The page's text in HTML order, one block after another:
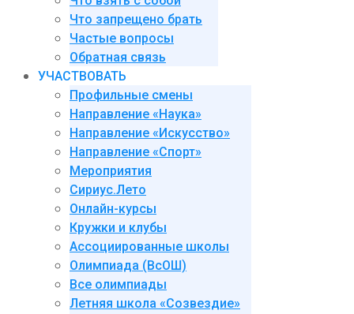
Что запрещено брать
Частые вопросы
Обратная связь
УЧАСТВОВАТЬ
Профильные смены
Направление «Наука»
Направление «Искусство»
Направление «Спорт»
Мероприятия
Сириус.Лето
Онлайн-курсы
Кружки и клубы
Ассоциированные школы
Олимпиада (ВсОШ)
Все олимпиады
Летняя школа «Созвездие»